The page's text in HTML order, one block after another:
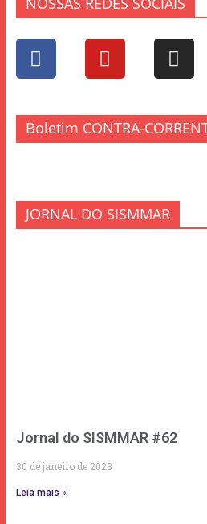
Boletim CONTRA-
JORNAL DO SISMMAR
Jornal do SISMMAR #62
30 de janeiro de 2023
Leia mais »